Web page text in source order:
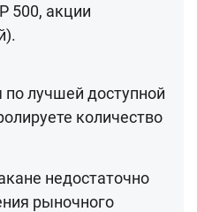
500, акции
по лучшей доступной
количество
недостаточно
рыночного